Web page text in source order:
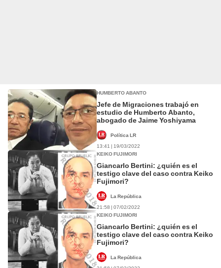
HUMBERTO ABANTO
Jefe de Migraciones trabajó en
estudio de Humberto Abanto,
abogado de Jaime Yoshiyama
Política LR
13:41 | 19/03/2022
KEIKO FUJIMORI
Giancarlo Bertini: ¿quién es el
testigo clave del caso contra Keiko
Fujimori?
La República
21:58 | 07/02/2022
KEIKO FUJIMORI
Giancarlo Bertini: ¿quién es el
testigo clave del caso contra Keiko
Fujimori?
La República